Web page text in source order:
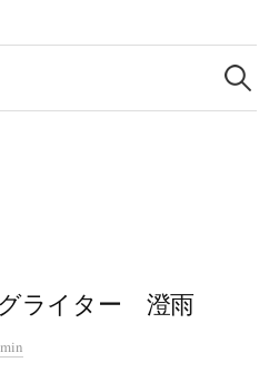
検
索:
ライター 澄雨